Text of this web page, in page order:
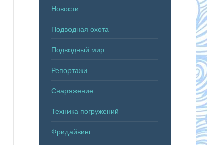
Новости
Подводная охота
Подводный мир
Репортажи
Снаряжение
Техника погружений
Фридайвинг